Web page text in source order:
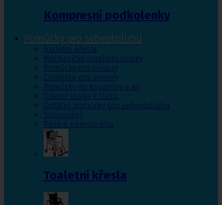
Kompresní podkolenky
Pomůcky pro sebeobsluhu
Toaletní křesla
Mechanické invalidní vozíky
Pomůcky pro seniory
Chodítka pro seniory
Pomůcky do koupelny a wc
Jídelní stolky k lůžku
Ostatní pomůcky pro sebeobsluhu
Stravování
Péče o nemocného
Toaletní křesla